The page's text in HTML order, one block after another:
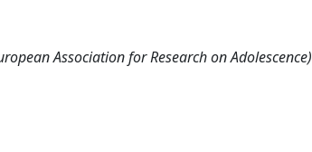
Association for Research on Adolescence)